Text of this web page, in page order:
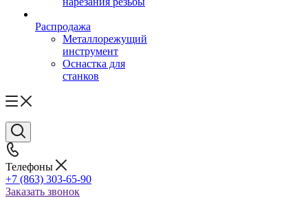
Распродажа
Металлорежущий
инструмент
Оснастка для
станков
Телефоны
+7 (863) 303-65-90
Заказать звонок